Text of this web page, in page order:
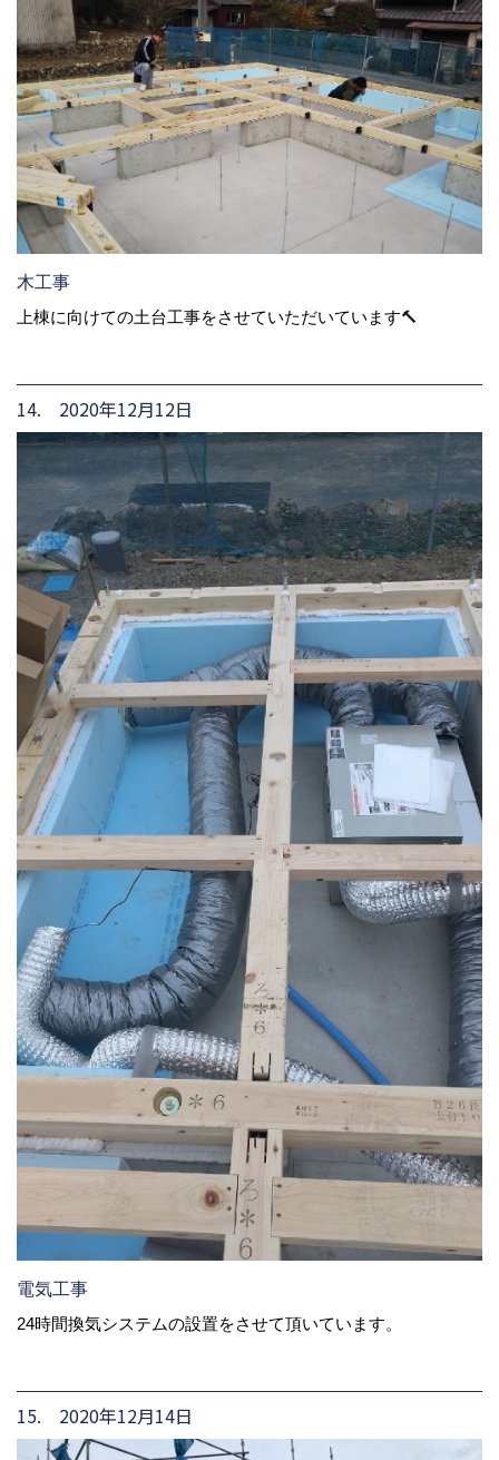
木工事
上棟に向けての土台工事をさせていただいています🔨
14. 2020年12月12日
電気工事
24時間換気システムの設置をさせて頂いています。
15. 2020年12月14日